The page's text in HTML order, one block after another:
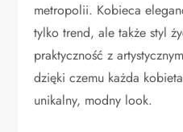
metropolii. Kobieca
tylko trend, ale także styl
praktyczność z
dzięki czemu każda
unikalny, modny look.